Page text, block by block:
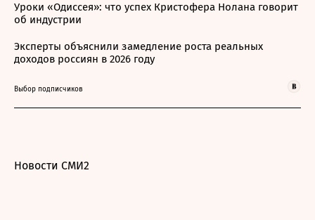
Уроки «Одиссея»: что успех Кристофера Нолана говорит
об индустрии
Эксперты объяснили замедление роста реальных
доходов россиян в 2026 году
Выбор подписчиков
Новости СМИ2